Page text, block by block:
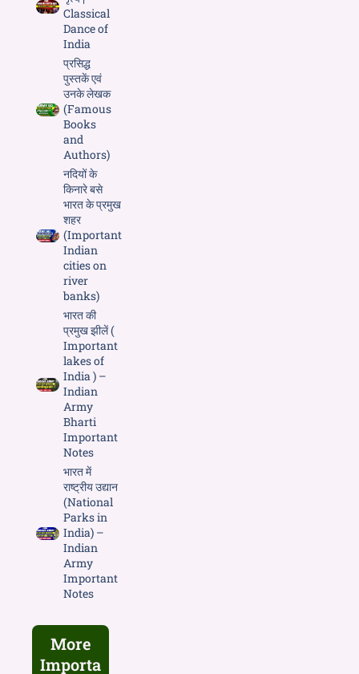
Classical
Dance of
India
प्रसिद्ध
पुस्तकें एवं
उनके लेखक
(Famous
Books
and
Authors)
नदियों के
किनारे बसे
भारत के प्रमुख
शहर
(Important
Indian
cities on
river
banks)
भारत की
प्रमुख झीलें (
Important
lakes of
India ) –
Indian
Army
Bharti
Important
Notes
भारत में
राष्ट्रीय उद्यान
(National
Parks in
India) –
Indian
Army
Important
Notes
More
Importa